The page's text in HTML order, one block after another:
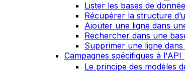
Lister les bases de
Récupérer la structure
Ajouter une ligne dans
Rechercher dans une
Supprimer une ligne
Campagnes spécifiques à
Le principe des modèles